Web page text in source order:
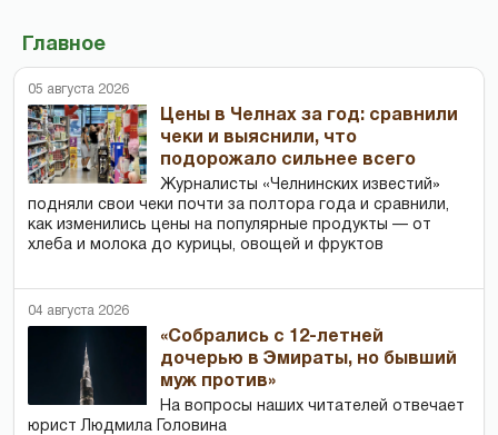
Главное
05 августа 2026
Цены в Челнах за год: сравнили
чеки и выяснили, что
подорожало сильнее всего
Журналисты «Челнинских известий»
подняли свои чеки почти за полтора года и сравнили,
как изменились цены на популярные продукты — от
хлеба и молока до курицы, овощей и фруктов
04 августа 2026
«Собрались с 12-летней
дочерью в Эмираты, но бывший
муж против»
На вопросы наших читателей отвечает
юрист Людмила Головина